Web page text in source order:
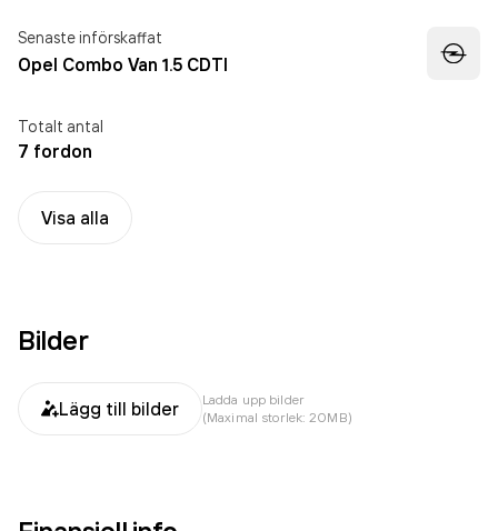
Senaste införskaffat
Opel Combo Van 1.5 CDTI
Totalt antal
7 fordon
Visa alla
Bilder
Lägg till bilder
Ladda upp bilder
(Maximal storlek: 20MB)